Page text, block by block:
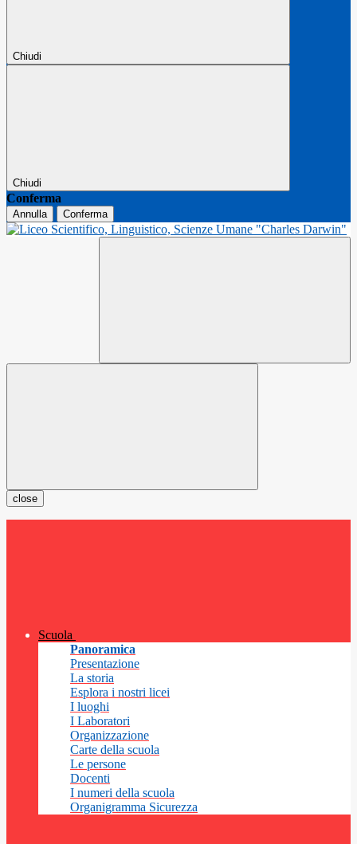
Chiudi
Chiudi
Conferma
Annulla Conferma
close
Scuola
Panoramica
Presentazione
La storia
Esplora i nostri licei
I luoghi
I Laboratori
Organizzazione
Carte della scuola
Le persone
Docenti
I numeri della scuola
Organigramma Sicurezza